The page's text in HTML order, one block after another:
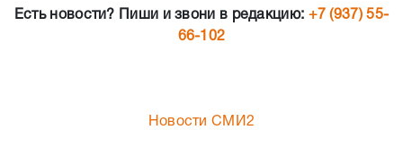
Есть новости? Пиши и звони в редакцию: +7 (937) 55-
66-102
Новости СМИ2